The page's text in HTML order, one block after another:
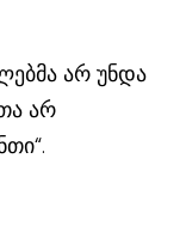
არ უნდა
არ